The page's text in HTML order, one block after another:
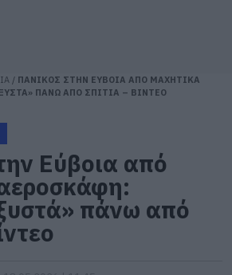
/ ΠΑΝΙΚΟΣ ΣΤΗΝ ΕΥΒΟΙΑ ΑΠΟ ΜΑΧΗΤΙΚΑ
ΠΑΝΩ ΑΠΟ ΣΠΙΤΙΑ – ΒΙΝΤΕΟ
Εύβοια από
πάνω από